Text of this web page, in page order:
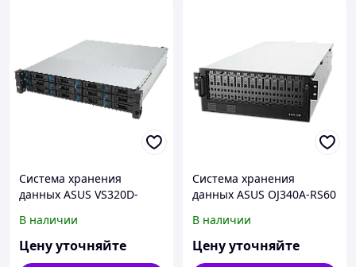
Система хранения
данных ASUS VS320D-
В наличии
Цену уточняйте
Система хранения
данных ASUS OJ340A-RS60
В наличии
Цену уточняйте